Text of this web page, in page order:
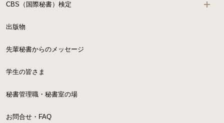
CBS（国際秘書）検定
出版物
先輩秘書からのメッセージ
学生の皆さま
秘書管理職・秘書室の場
お問合せ・FAQ